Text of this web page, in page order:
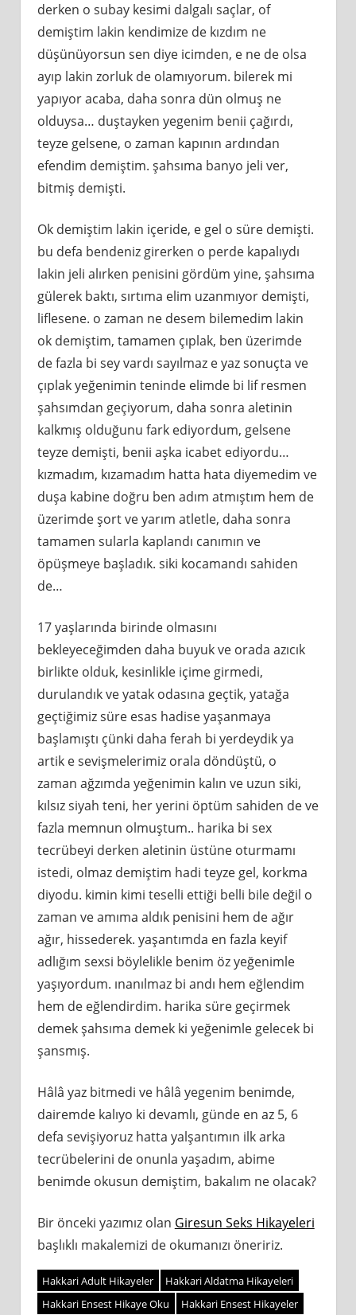
derken o subay kesimi dalgalı saçlar, of
demiştim lakin kendimize de kızdım ne
düşünüyorsun sen diye icimden, e ne de olsa
ayıp lakin zorluk de olamıyorum. bilerek mi
yapıyor acaba, daha sonra dün olmuş ne
olduysa… duştayken yegenim benii çağırdı,
teyze gelsene, o zaman kapının ardından
efendim demiştim. şahsıma banyo jeli ver,
bitmiş demişti.
Ok demiştim lakin içeride, e gel o süre demişti.
bu defa bendeniz girerken o perde kapalıydı
lakin jeli alırken penisini gördüm yine, şahsıma
gülerek baktı, sırtıma elim uzanmıyor demişti,
liflesene. o zaman ne desem bilemedim lakin
ok demiştim, tamamen çıplak, ben üzerimde
de fazla bi sey vardı sayılmaz e yaz sonuçta ve
çıplak yeğenimin teninde elimde bi lif resmen
şahsımdan geçiyorum, daha sonra aletinin
kalkmış olduğunu fark ediyordum, gelsene
teyze demişti, benii aşka icabet ediyordu…
kızmadım, kızamadım hatta hata diyemedim ve
duşa kabine doğru ben adım atmıştım hem de
üzerimde şort ve yarım atletle, daha sonra
tamamen sularla kaplandı canımın ve
öpüşmeye başladık. siki kocamandı sahiden
de…
17 yaşlarında birinde olmasını
bekleyeceğimden daha buyuk ve orada azıcık
birlikte olduk, kesinlikle içime girmedi,
durulandık ve yatak odasına geçtik, yatağa
geçtiğimiz süre esas hadise yaşanmaya
başlamıştı çünki daha ferah bi yerdeydik ya
artik e sevişmelerimiz orala döndüştü, o
zaman ağzımda yeğenimin kalın ve uzun siki,
kılsız siyah teni, her yerini öptüm sahiden de ve
fazla memnun olmuştum.. harika bi sex
tecrübeyi derken aletinin üstüne oturmamı
istedi, olmaz demiştim hadi teyze gel, korkma
diyodu. kimin kimi teselli ettiği belli bile değil o
zaman ve amıma aldık penisini hem de ağır
ağır, hissederek. yaşantımda en fazla keyif
adlığım sexsi böylelikle benim öz yeğenimle
yaşıyordum. ınanılmaz bi andı hem eğlendim
hem de eğlendirdim. harika süre geçirmek
demek şahsıma demek ki yeğenimle gelecek bi
şansmış.
Hâlâ yaz bitmedi ve hâlâ yegenim benimde,
dairemde kalıyo ki devamlı, günde en az 5, 6
defa sevişiyoruz hatta yalşantımın ilk arka
tecrübelerini de onunla yaşadım, abime
benimde okusun demiştim, bakalım ne olacak?
Bir önceki yazımız olan Giresun Seks Hikayeleri
başlıklı makalemizi de okumanızı öneririz.
Hakkari Adult Hikayeler
Hakkari Aldatma Hikayeleri
Hakkari Ensest Hikaye Oku
Hakkari Ensest Hikayeler